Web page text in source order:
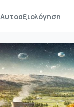
Αυτοαξιολόγηση